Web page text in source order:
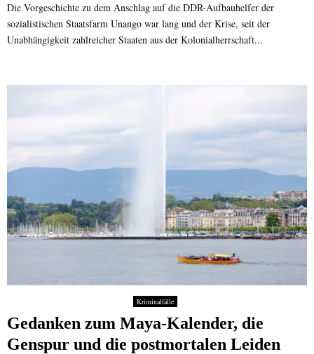
Die Vorgeschichte zu dem Anschlag auf die DDR-Aufbauhelfer der
sozialistischen Staatsfarm Unango war lang und der Krise, seit der
Unabhängigkeit zahlreicher Staaten aus der Kolonialherrschaft...
Kriminalfälle
Gedanken zum Maya-Kalender, die
Genspur und die postmortalen Leiden